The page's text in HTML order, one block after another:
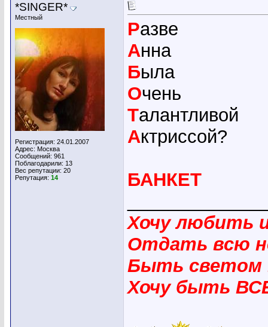
*SINGER*
Местный
Регистрация: 24.01.2007
Адрес: Москва
Сообщений: 961
Поблагодарили: 13
Вес репутации: 20
Репутация: 14
Разве
Анна
Была
Очень
Талантливой
Актриссой?
БАНКЕТ
Хочу любить
Отдать всю
Быть светом
Хочу быть